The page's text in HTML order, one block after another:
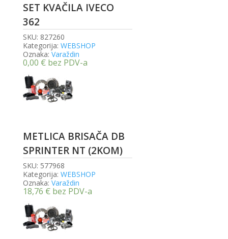
SET KVAČILA IVECO
362
SKU: 827260
Kategorija: WEBSHOP
Oznaka: Varaždin
0,00 € bez PDV-a
METLICA BRISAČA DB
SPRINTER NT (2KOM)
SKU: 577968
Kategorija: WEBSHOP
Oznaka: Varaždin
18,76 € bez PDV-a